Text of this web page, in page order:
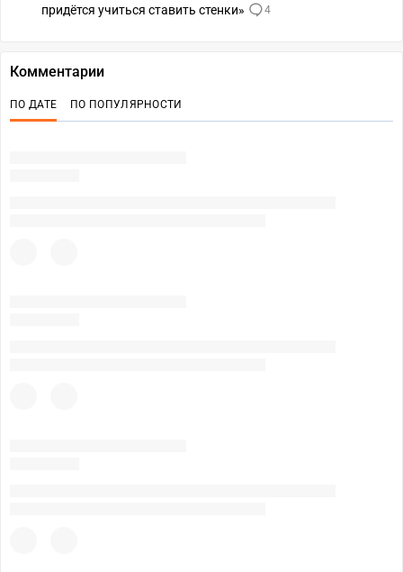
придётся учиться ставить стенки»
4
Комментарии
ПО ДАТЕ ПО ПОПУЛЯРНОСТИ